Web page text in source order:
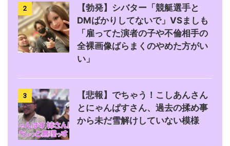
2
【勃発】シバター「競艇選手と
DMばかりしてないで」VSましも
「雇ってた演者の子や不倫相手の
全裸画像ばらまくのやめた方がい
い」
3
【悲報】でちゃう！こしあんさん
とにゃんぱすさん、過去の揉め事
から未だ雪解けしていない模様